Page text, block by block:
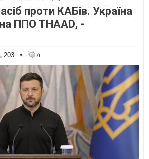
проти КАБів. Україна
ППО THAAD, -
203 • 0